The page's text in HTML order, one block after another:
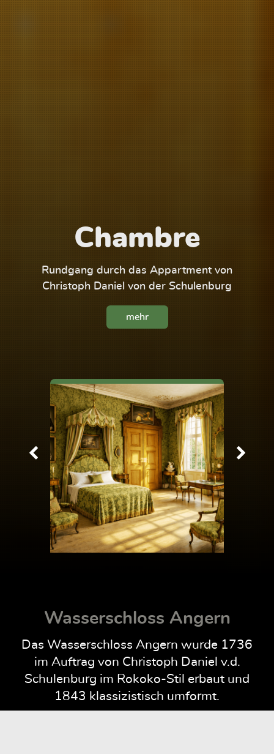
Chambre
Rundgang durch das Appartment von
Christoph Daniel von der Schulenburg
mehr
Wasserschloss Angern
Das Wasserschloss Angern wurde 1736
im Auftrag von Christoph Daniel v.d.
Schulenburg im Rokoko-Stil erbaut und
1843 klassizistisch umformt.